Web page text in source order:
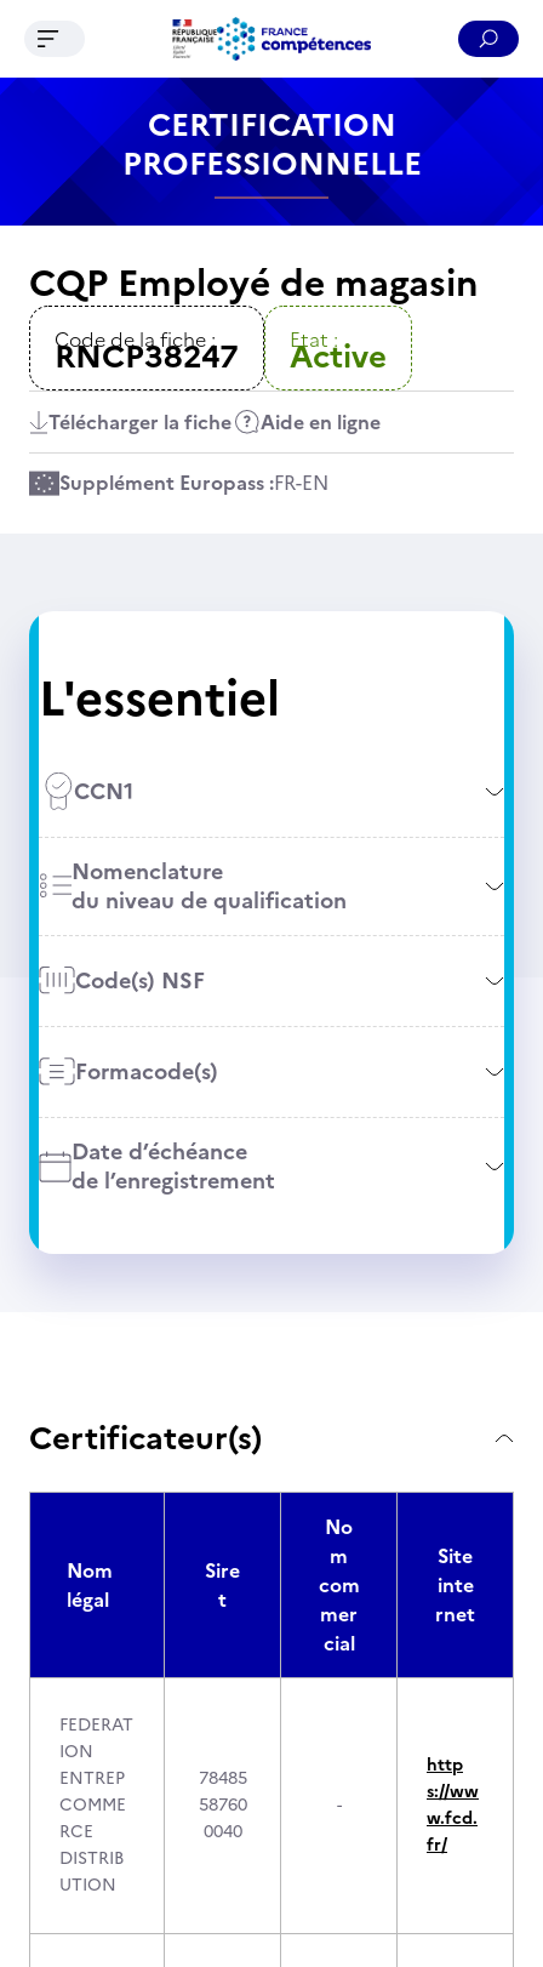
Contenu Recherche Menu Pied de page
Ouvrir le menu de navigation
CERTIFICATION
PROFESSIONNELLE
CQP Employé de magasin
Code de la fiche :
RNCP38247 Etat :
Active
Télécharger la fiche Aide en ligne
Supplément Europass :FR-EN
L'essentiel
CCN1
Nomenclature
du niveau de qualification
Code(s) NSF
Formacode(s)
Date d’échéance
de l’enregistrement
Certificateur(s)
Nom
légal
Sire
t
No
m
com
mer
cial
Site
inte
rnet
FEDERAT
ION
ENTREP
COMME
RCE
DISTRIB
UTION
78485
58760
0040
-
http
s://ww
w.fcd.
fr/